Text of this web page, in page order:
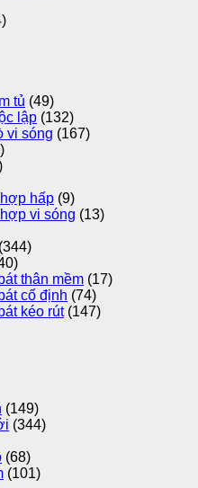
tủ (49)
lập (132)
vi sóng (167)
hấp (9)
vi sóng (13)
(344)
thân mềm (17)
cố định (74)
kéo rút (147)
(149)
(344)
(68)
(101)